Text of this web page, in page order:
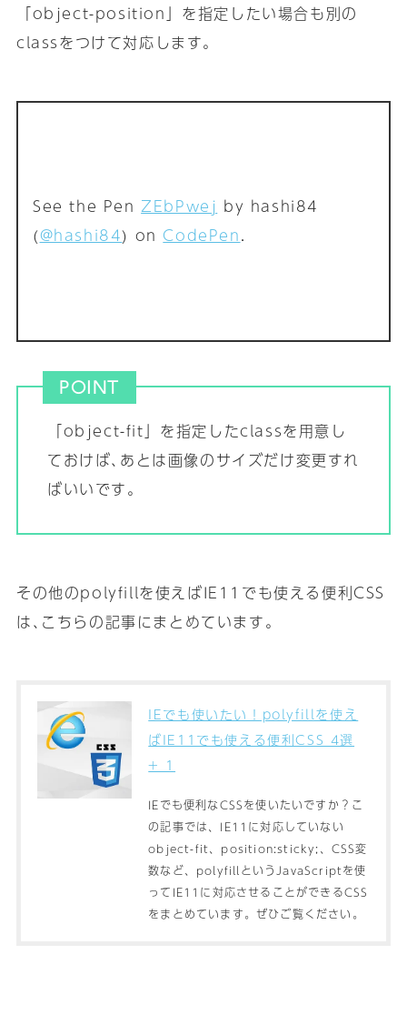
「object-position」を指定したい場合も別の
classをつけて対応します｡
See the PenZEbPwej by hashi84
(@hashi84) on CodePen.
POINT
「object-fit」を指定したclassを用意し
ておけば､あとは画像のサイズだけ変更すれ
ばいいです｡
その他のpolyfillを使えばIE11でも使える便利CSS
は､こちらの記事にまとめています｡
IEでも使いたい！polyfillを使え
ばIE11でも使える便利CSS 4選
+ 1
IEでも便利なCSSを使いたいですか？こ
の記事では、IE11に対応していない
object-fit、position:sticky;、CSS変
数など、polyfillというJavaScriptを使
ってIE11に対応させることができるCSS
をまとめています。ぜひご覧ください。